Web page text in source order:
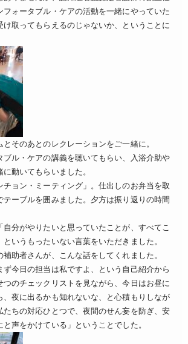
フォータブル・ケアの活動を一緒にやっていた
け取ってもらえるのじゃないか、ということに
そのあとのレクレーションをご一緒に。
ブル・ケアの講義を聴いてもらい、入浴介助や
動いてもらいました。
チョン・ミーティング」。仕出しのお弁当を取
テーブルを囲みました。夕方は振り返りの時間
自分がやりたいと思っていたことが、すべてこ
というもったいない言葉をいただきました。
助者さんが、こんな話をしてくれました。
ず今日の担当は私ですよ、という自己紹介から
つのチェックリストを見ながら、今日はお昼に
、夜に出るかも知れないな、と心積もりしなが
たちの対応ひとつで、夜間のせん妄を防ぎ、安
声をかけている」ということでした。